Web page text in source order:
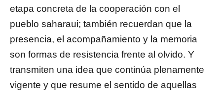
etapa concreta de la cooperación con el
pueblo saharaui; también recuerdan que la
presencia, el acompañamiento y la memoria
son formas de resistencia frente al olvido. Y
transmiten una idea que continúa plenamente
vigente y que resume el sentido de aquellas